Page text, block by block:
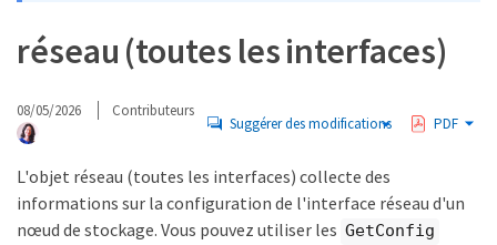
réseau (toutes les interfaces)
08/05/2026 Contributeurs
Suggérer des modifications PDF
L'objet réseau (toutes les interfaces) collecte des
informations sur la configuration de l'interface réseau d'un
nœud de stockage. Vous pouvez utiliser les GetConfig